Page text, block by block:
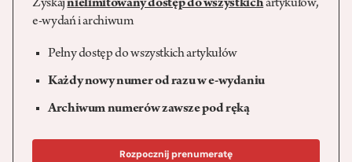
Zyskajnielimitowany dostęp do wszystkichartykułów,
e-wydań i archiwum
Pełny dostęp do wszystkich artykułów
Każdy nowy numer od razu w e-wydaniu
Archiwum numerów zawsze pod ręką
Rozpocznij prenumeratę